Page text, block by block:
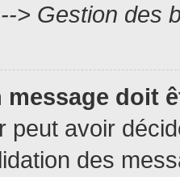
> Gestion des
doit
peut avoir
des